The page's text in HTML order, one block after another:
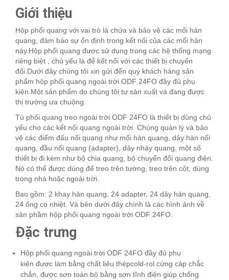
Giới thiệu
Hộp phối quang với vai trò là chứa và bảo vệ các mối hàn
quang, đảm bảo sự ổn định trong kết nối của các mối hàn
này.Hộp phối quang được sử dụng trong các hệ thống mạng
riêng biệt , chủ yếu là để kết nối với các thiết bị chuyển
đổi.Dưới đây chúng tôi xin gửi đến quý khách hàng sản
phẩm hộp phối quang ngoài trời ODF 24FO đầy đủ phụ
kiện.Một sản phẩm do chúng tôi tự sản xuất và đang được
thị trường ưa chuộng.
Tủ phối quang treo ngoài trời ODF 24FO là thiết bị dùng chủ
yếu cho các kết nối quang ngoài trời. Chúng quản lý và bảo
vệ các điểm đấu nối quang như mối hàn quang, dây hàn nối
quang, đầu nối quang (adapter), dây nhảy quang, một số
thiết bị đi kèm như bộ chia quang, bộ chuyển đổi quang điện.
Nó có thể được dùng để treo trên tường, treo trên cột, dùng
trong nhà hoặc ngoài trời.
Bao gồm: 2 khay hàn quang, 24 adapter, 24 dây hàn quang,
24 ống co nhiệt. Và bên dưới đây chính là các hình ảnh về
sản phầm hộp phối quang ngoài trời ODF 24FO.
Đặc trưng
Hộp phối quang ngoài trời ODF 24FO đầy đủ phụ
kiện được làm bằng chất liêu thépcold-rol cứng cáp chắc
chắn, được sơn toàn bộ bằng sơn tĩnh điện giúp chống